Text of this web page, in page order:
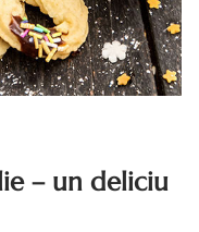
– un deliciu